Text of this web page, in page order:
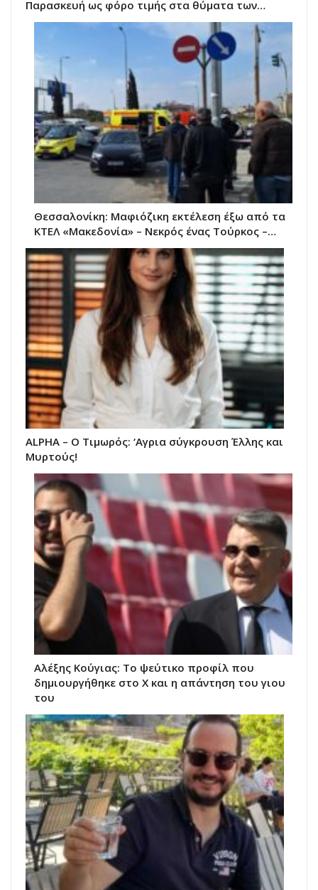
Παρασκευή ως φόρο τιμής στα θύματα των…
Θεσσαλονίκη: Μαφιόζικη εκτέλεση έξω από τα
ΚΤΕΛ «Μακεδονία» – Νεκρός ένας Τούρκος –…
ALPHA – Ο Τιμωρός: ‘Αγρια σύγκρουση Έλλης και
Μυρτούς!
Αλέξης Κούγιας: Το ψεύτικο προφίλ που
δημιουργήθηκε στο X και η απάντηση του γιου
του